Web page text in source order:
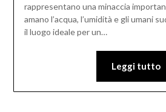
rappresentano una minaccia
amano l’acqua, l’umidità e gli umani
il luogo ideale per un…
Leggi tutto